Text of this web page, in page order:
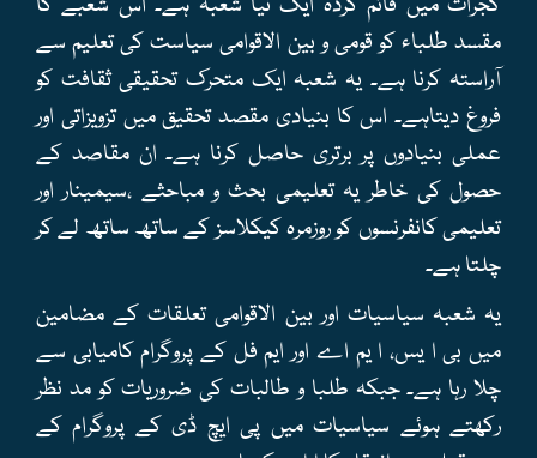
مقسد طلباء کو قومی و بین الاقوامی سیاست کی تعلیم سے
آراستہ کرنا ہے۔ یہ شعبہ ایک متحرک تحقیقی ثقافت کو
فروغ دیتاہے۔ اس کا بنیادی مقصد تحقیق میں تزویزاتی اور
عملی بنیادوں پر برتری حاصل کرنا ہے۔ ان مقاصد کے
حصول کی خاطر یہ تعلیمی بحث و مباحثے ،سیمینار اور
تعلیمی کانفرنسوں کو روزمرہ کیکلاسز کے ساتھ ساتھ لے کر
چلتا ہے۔
یہ شعبہ سیاسیات اور بین الاقوامی تعلقات کے مضامین
میں بی ا یس، ا یم اے اور ایم فل کے پروگرام کامیابی سے
چلا رہا ہے۔ جبکہ طلبا و طالبات کی ضروریات کو مد نظر
رکھتے ہوئے سیاسیات میں پی ایچ ڈی کے پروگرام کے